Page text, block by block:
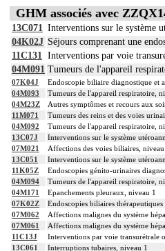
GHM associés avec
13C071 Interventions sur le système
04K02J Séjours comprenant une
11C131 Interventions par voie
04M091 Tumeurs de l'appareil
07K04J
Endoscopie biliaire diagnostique et
04M093
Tumeurs de l'appareil respiratoire,
04M23Z
Autres symptômes et recours aux
11M071
Tumeurs des reins et des voies
04M092
Tumeurs de l'appareil respiratoire,
13C07J
Interventions sur le système
07M021
Affections des voies biliaires, niveau
13C051
Interventions sur le système
11K05Z
Endoscopies génito-urinaires
04M094
Tumeurs de l'appareil respiratoire,
04M171
Epanchements pleuraux, niveau 1
07K02Z
Endoscopies biliaires
07M062
Affections malignes du système
07M061
Affections malignes du système
11C13J
Interventions par voie transurétrale
13C061
Interruptions tubaires, niveau 1